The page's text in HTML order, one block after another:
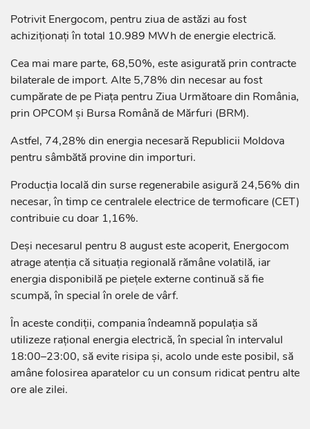
Potrivit Energocom, pentru ziua de astăzi au fost
achiziționați în total 10.989 MWh de energie electrică.
Cea mai mare parte, 68,50%, este asigurată prin contracte
bilaterale de import. Alte 5,78% din necesar au fost
cumpărate de pe Piața pentru Ziua Următoare din România,
prin OPCOM și Bursa Română de Mărfuri (BRM).
Astfel, 74,28% din energia necesară Republicii Moldova
pentru sâmbătă provine din importuri.
Producția locală din surse regenerabile asigură 24,56% din
necesar, în timp ce centralele electrice de termoficare (CET)
contribuie cu doar 1,16%.
Deși necesarul pentru 8 august este acoperit, Energocom
atrage atenția că situația regională rămâne volatilă, iar
energia disponibilă pe piețele externe continuă să fie
scumpă, în special în orele de vârf.
În aceste condiții, compania îndeamnă populația să
utilizeze rațional energia electrică, în special în intervalul
18:00–23:00, să evite risipa și, acolo unde este posibil, să
amâne folosirea aparatelor cu un consum ridicat pentru alte
ore ale zilei.